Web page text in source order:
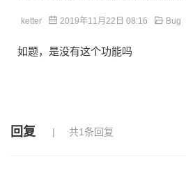
ketter 2019年11月22日 08:16 Bug
如题，是没有这个功能吗
回复 共1条回复